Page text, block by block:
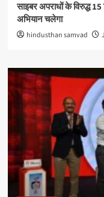
साइबर अपराधों के विरुद्ध
अभियान चलेगा
hindusthan samvad